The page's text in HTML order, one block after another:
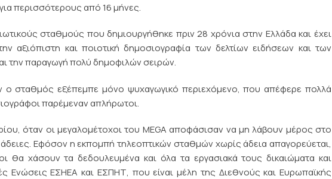
περισσότερους από 16 μήνες.
σταθμούς που δημιουργήθηκε πριν 28 χρόνια στην Ελλάδα και έχει
αξιόπιστη και ποιοτική δημοσιογραφία των δελτίων ειδήσεων και των
την παραγωγή πολύ δημοφιλών σειρών.
ο σταθμός εξέπεμπε μόνο ψυχαγωγικό περιεχόμενο, που απέφερε πολλά
παρέμεναν απλήρωτοι.
όταν οι μεγαλομέτοχοι του MEGA αποφάσισαν να μη λάβουν μέρος στο
άδειες. Εφόσον η εκπομπή τηλεοπτικών σταθμών χωρίς άδεια απαγορεύεται,
θα χάσουν τα δεδουλευμένα και όλα τα εργασιακά τους δικαιώματα και
Ενώσεις ΕΣΗΕΑ και ΕΣΠΗΤ, που είναι μέλη της Διεθνούς και Ευρωπαϊκής